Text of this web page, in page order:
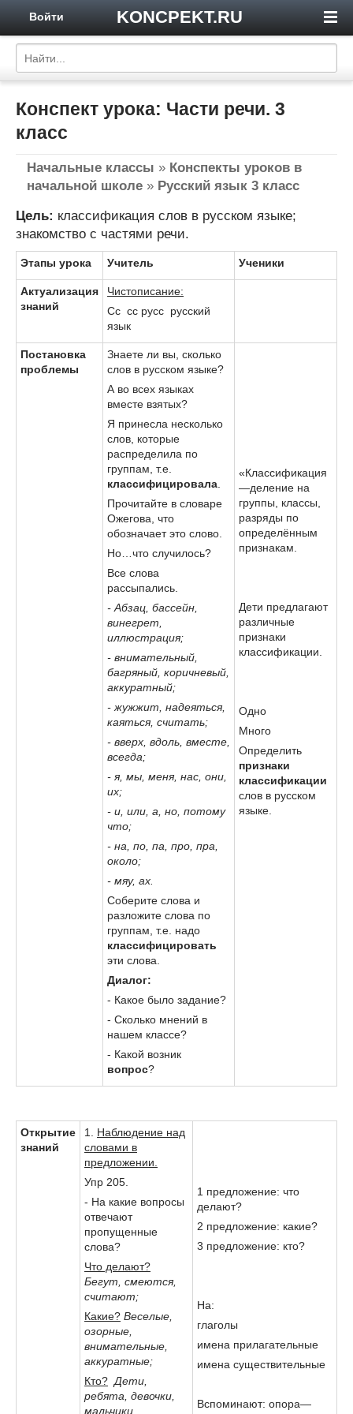
KONCPEKT.RU
Войти
Конспект урока: Части речи. 3
класс
Начальные классы » Конспекты уроков в
начальной школе » Русский язык 3 класс
Цель: классификация слов в русском языке;
знакомство с частями речи.
Этапы урока Учитель Ученики
Актуализация
знаний
Чистописание:
Сс сс русс русский
язык
Постановка
проблемы
Знаете ли вы, сколько
слов в русском языке?
А во всех языках
вместе взятых?
Я принесла несколько
слов, которые
распределила по
группам, т.е.
классифицировала
Прочитайте в словаре
Ожегова, что
обозначает это слово.
Но…что случилось?
Все слова
рассыпались.
- Абзац, бассейн,
винегрет,
иллюстрация;
- внимательный,
багряный, коричневый,
аккуратный;
- жужжит, надеяться,
каяться, считать;
- вверх, вдоль, вместе,
всегда;
- я, мы, меня, нас, они,
их;
- и, или, а, но, потому
что;
- на, по, па, про, пра,
около;
- мяу, ах.
Соберите слова и
разложите слова по
группам, т.е. надо
классифицировать
эти слова.
Диалог:
- Какое было задание?
- Сколько мнений в
нашем классе?
- Какой возник
вопрос?
«Классификация
—деление на
группы, классы,
разряды по
определённым
признакам.
Дети предлагают
различные
признаки
классификации.
Одно
Много
Определить
признаки
классификации
слов в русском
языке.
Открытие
знаний
1. Наблюдение над
словами в
предложении.
Упр 205.
- На какие вопросы
отвечают
пропущенные
слова?
Что делают?
Бегут, смеются,
считают;
Какие? Веселые,
озорные,
внимательные,
аккуратные;
Кто? Дети,
ребята, девочки,
мальчики.
1 предложение: что
делают?
2 предложение: какие?
3 предложение: кто?
На:
глаголы
имена прилагательные
имена существительные
Вспоминают: опора—